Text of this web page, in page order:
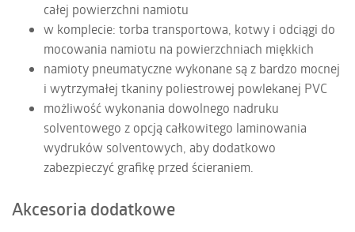
całej powierzchni namiotu
w komplecie: torba transportowa, kotwy i odciągi do
mocowania namiotu na powierzchniach miękkich
namioty pneumatyczne wykonane są z bardzo mocnej
i wytrzymałej tkaniny poliestrowej powlekanej PVC
możliwość wykonania dowolnego nadruku
solventowego z opcją całkowitego laminowania
wydruków solventowych, aby dodatkowo
zabezpieczyć grafikę przed ścieraniem.
Akcesoria dodatkowe